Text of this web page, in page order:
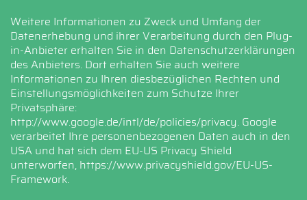
Weitere Informationen zu Zweck und Umfang der
Datenerhebung und ihrer Verarbeitung durch den Plug-
in-Anbieter erhalten Sie in den Datenschutzerklärungen
des Anbieters. Dort erhalten Sie auch weitere
Informationen zu Ihren diesbezüglichen Rechten und
Einstellungsmöglichkeiten zum Schutze Ihrer
Privatsphäre:
http://www.google.de/intl/de/policies/privacy. Google
verarbeitet Ihre personenbezogenen Daten auch in den
USA und hat sich dem EU-US Privacy Shield
unterworfen, https://www.privacyshield.gov/EU-US-
Framework.